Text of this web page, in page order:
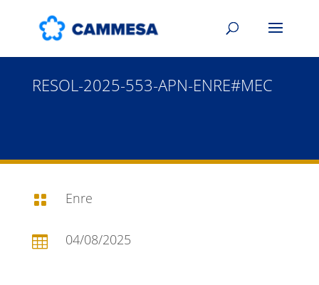
RESOL-2025-553-APN-ENRE#MEC
 Enre
 04/08/2025